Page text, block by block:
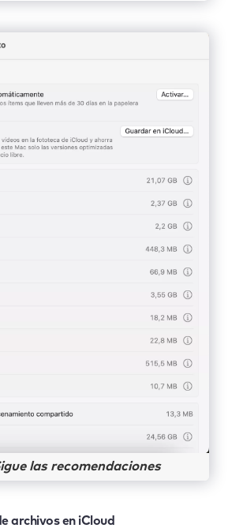
las recomendaciones
archivos en iCloud